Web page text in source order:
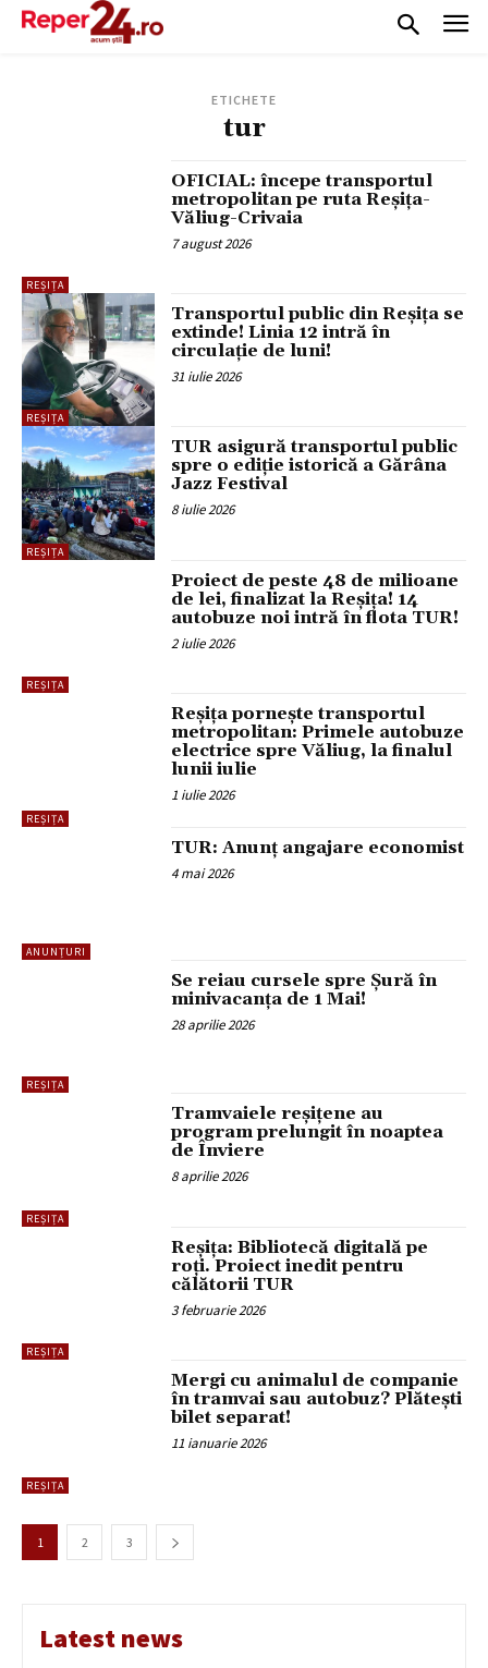
ETICHETE
tur
REȘIȚA
OFICIAL: începe transportul
metropolitan pe ruta Reșița-
Văliug-Crivaia
7 august 2026
REȘIȚA
Transportul public din Reșița se
extinde! Linia 12 intră în
circulație de luni!
31 iulie 2026
REȘIȚA
TUR asigură transportul public
spre o ediție istorică a Gărâna
Jazz Festival
8 iulie 2026
REȘIȚA
Proiect de peste 48 de milioane
de lei, finalizat la Reșița! 14
autobuze noi intră în flota TUR!
2 iulie 2026
REȘIȚA
Reșița pornește transportul
metropolitan: Primele autobuze
electrice spre Văliug, la finalul
lunii iulie
1 iulie 2026
ANUNȚURI
TUR: Anunț angajare economist
4 mai 2026
REȘIȚA
Se reiau cursele spre Șură în
minivacanța de 1 Mai!
28 aprilie 2026
REȘIȚA
Tramvaiele reșițene au
program prelungit în noaptea
de Înviere
8 aprilie 2026
REȘIȚA
Reșița: Bibliotecă digitală pe
roți. Proiect inedit pentru
călătorii TUR
3 februarie 2026
REȘIȚA
Mergi cu animalul de companie
în tramvai sau autobuz? Plătești
bilet separat!
11 ianuarie 2026
1 2 3
Latest news